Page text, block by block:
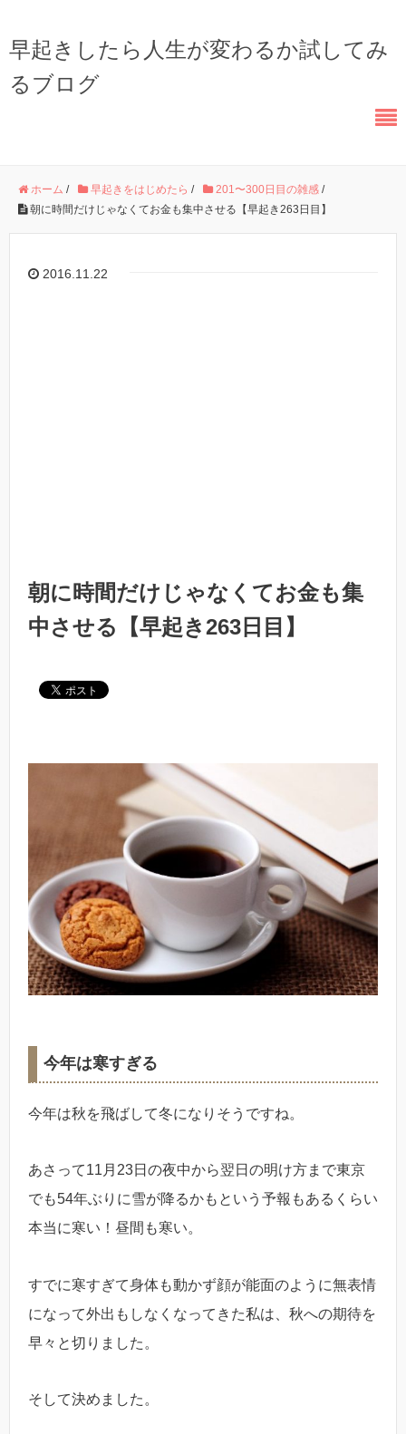
早起きしたら人生が変わるか試してみ
るブログ
ホーム / 早起きをはじめたら / 201〜300日目の雑感 /
朝に時間だけじゃなくてお金も集中させる【早起き263日目】
2016.11.22
朝に時間だけじゃなくてお金も集
中させる【早起き263日目】
今年は寒すぎる
今年は秋を飛ばして冬になりそうですね。
あさって11月23日の夜中から翌日の明け方まで東京
でも54年ぶりに雪が降るかもという予報もあるくらい
本当に寒い！昼間も寒い。
すでに寒すぎて身体も動かず顔が能面のように無表情
になって外出もしなくなってきた私は、秋への期待を
早々と切りました。
そして決めました。